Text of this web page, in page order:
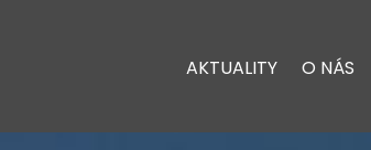
AKTUALITY O NÁS